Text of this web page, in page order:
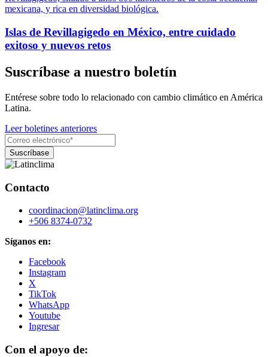
Islas de Revillagigedo en México, entre cuidado
exitoso y nuevos retos
Suscríbase a nuestro boletín
Entérese sobre todo lo relacionado con cambio climático en América
Latina.
Leer boletines anteriores
Contacto
coordinacion@latinclima.org
+506 8374-0732
Síganos en:
Facebook
Instagram
X
TikTok
WhatsApp
Youtube
Ingresar
Con el apoyo de: